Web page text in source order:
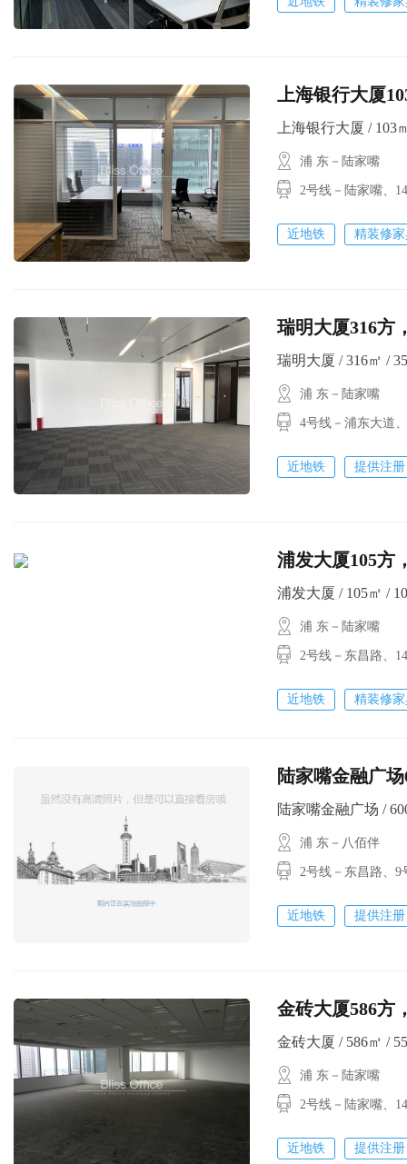
上海银行大厦103
上海银行大厦 / 103
浦 东－陆家嘴
2号线－陆家嘴
近地铁 精装修
瑞明大厦316方
瑞明大厦 / 316㎡ /
浦 东－陆家嘴
4号线－浦东大道
近地铁 提供注册
浦发大厦105方
浦发大厦 / 105㎡ /
浦 东－陆家嘴
2号线－东昌路
近地铁 精装修
陆家嘴金融广场600
陆家嘴金融广场 /
浦 东－八佰伴
2号线－东昌路、
近地铁 提供注册
金砖大厦586方
金砖大厦 / 586㎡ /
浦 东－陆家嘴
2号线－陆家嘴
近地铁 提供注册